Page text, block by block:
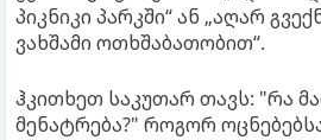
პიკნიკი პარკში“ ან „აღარ
ვახშამი ოთხშაბათობით“.
ჰკითხეთ საკუთარ თავს: "რა
მენატრება?" როგორ